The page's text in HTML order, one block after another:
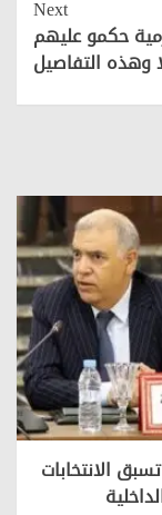
Next
حكمو عليهم
وهذه التفاصيل
الانتخابات